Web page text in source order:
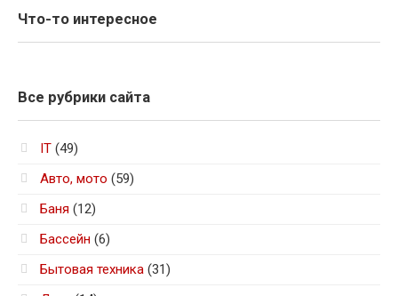
Что-то интересное
Все рубрики сайта
IT (49)
Авто, мото (59)
Баня (12)
Бассейн (6)
Бытовая техника (31)